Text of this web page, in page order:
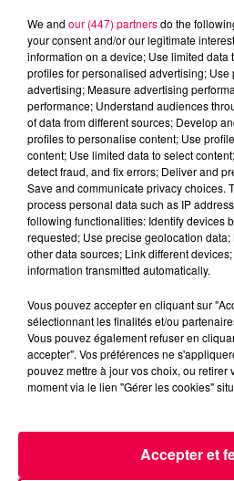
podcasts/2023/12/Voyance-
Isidorine-Medium-11.12.23-
ACCUEIL INFOS
We and our (447) partnersdo the
your consent and/or our legitimate
information on a device; Use limited data
profiles for personalised advertising;
advertising; Measure advertising
performance; Understand audiences
of data from different sources; Develop
profiles to personalise content; Use
content; Use limited data to select
detect fraud, and fix errors; Deliver and
Save and communicate privacy choices.
process personal data such as IP
following functionalities: Identify devices
requested; Use precise geolocation
other data sources; Link different
information transmitted automatically.
Vous pouvez accepter en cliquant sur
sélectionnant les finalités et/ou
Vous pouvez également refuser en
accepter". Vos préférences ne
pouvez mettre à jour vos choix, ou retirer
moment via le lien "Gérer les cookies"
Accepter et